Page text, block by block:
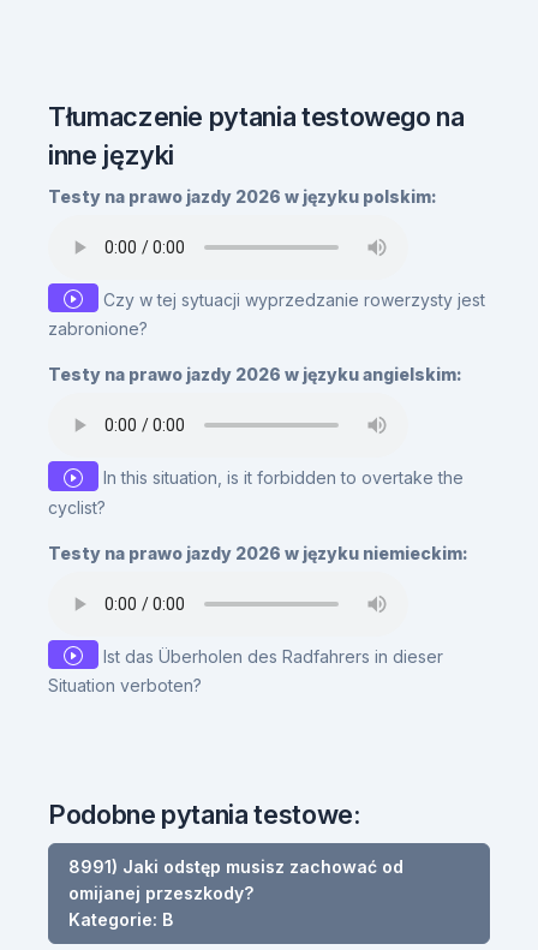
Tłumaczenie pytania testowego na
inne języki
Testy na prawo jazdy 2026 w języku polskim:
Czy w tej sytuacji wyprzedzanie rowerzysty jest
zabronione?
Testy na prawo jazdy 2026 w języku angielskim:
In this situation, is it forbidden to overtake the
cyclist?
Testy na prawo jazdy 2026 w języku niemieckim:
Ist das Überholen des Radfahrers in dieser
Situation verboten?
Podobne pytania testowe:
8991) Jaki odstęp musisz zachować od
omijanej przeszkody?
Kategorie: B